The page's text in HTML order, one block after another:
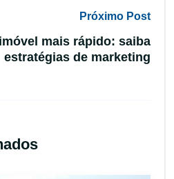
Próximo Post
mais rápido: saiba
estratégias de marketing